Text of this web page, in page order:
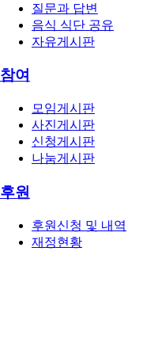
질문과 답변
음식 식단 공유
자유게시판
참여
모임게시판
사진게시판
신청게시판
나눔게시판
후원
후원신청 및 내역
재정현황